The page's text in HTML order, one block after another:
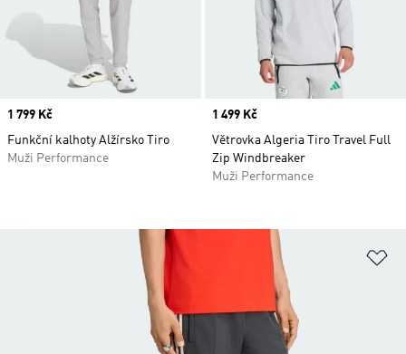
Price
1 799 Kč
Funkční kalhoty Alžírsko Tiro
Muži Performance
Price
1 499 Kč
Větrovka Algeria Tiro Travel Full
Zip Windbreaker
Muži Performance